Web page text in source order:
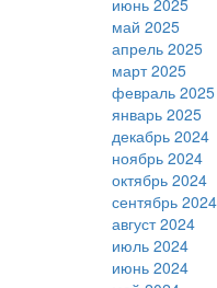
июнь 2025
май 2025
апрель 2025
март 2025
февраль 2025
январь 2025
декабрь 2024
ноябрь 2024
октябрь 2024
сентябрь 2024
август 2024
июль 2024
июнь 2024